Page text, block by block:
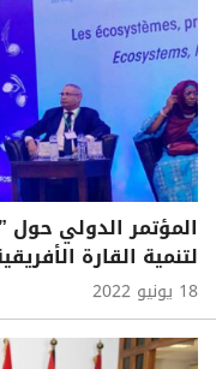
المؤتمر الدولي حول
لتنمية القارة الأفريقية، (
18 يونيو 2022